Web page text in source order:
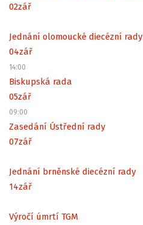
02zář
Jednání olomoucké diecézní rady
04zář
14:00
Biskupská rada
05zář
09:00
Zasedání Ústřední rady
07zář
Jednání brněnské diecézní rady
14zář
Výročí úmrtí TGM